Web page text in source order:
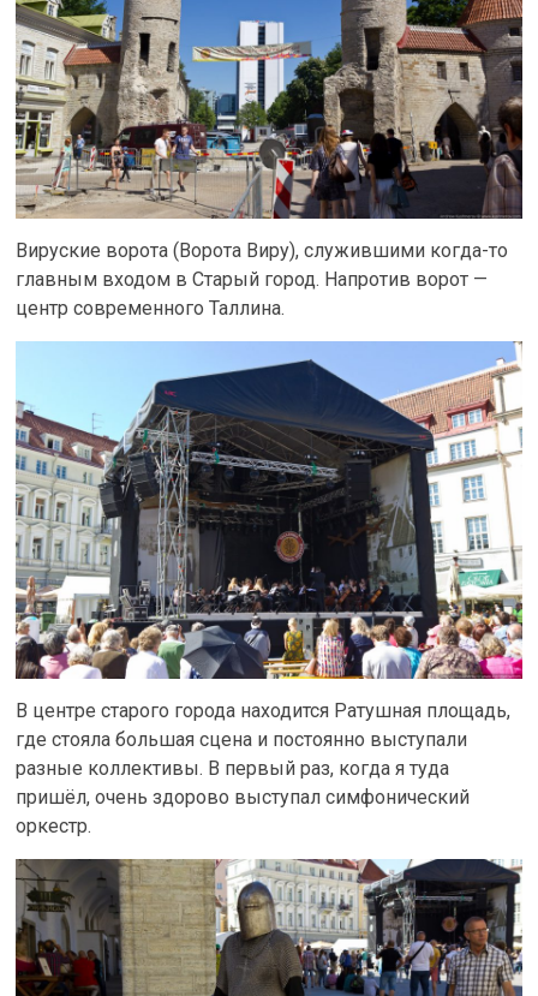
Вируские ворота (Ворота Виру), служившими когда-то
главным входом в Старый город. Напротив ворот —
центр современного Таллина.
В центре старого города находится Ратушная площадь,
где стояла большая сцена и постоянно выступали
разные коллективы. В первый раз, когда я туда
пришёл, очень здорово выступал симфонический
оркестр.